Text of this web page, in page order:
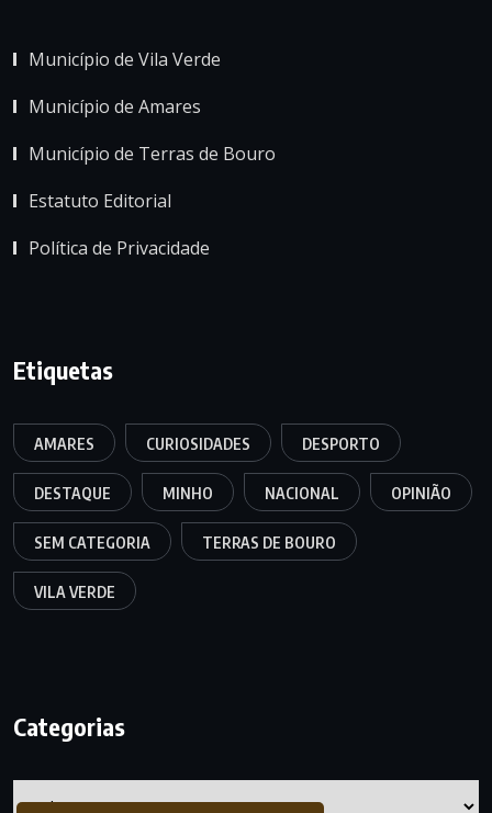
Município de Vila Verde
Município de Amares
Município de Terras de Bouro
Estatuto Editorial
Política de Privacidade
Etiquetas
AMARES CURIOSIDADES DESPORTO
DESTAQUE MINHO NACIONAL OPINIÃO
SEM CATEGORIA TERRAS DE BOURO
VILA VERDE
Categorias